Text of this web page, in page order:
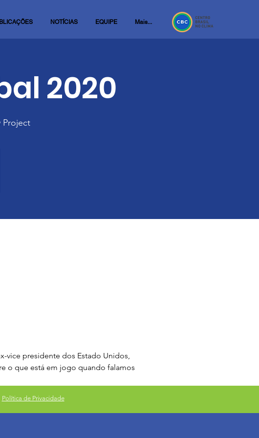
NOTÍCIAS EQUIPE Mais...
2020
Project
vice presidente dos Estado Unidos,
o que está em jogo quando falamos
Política de Privacidade